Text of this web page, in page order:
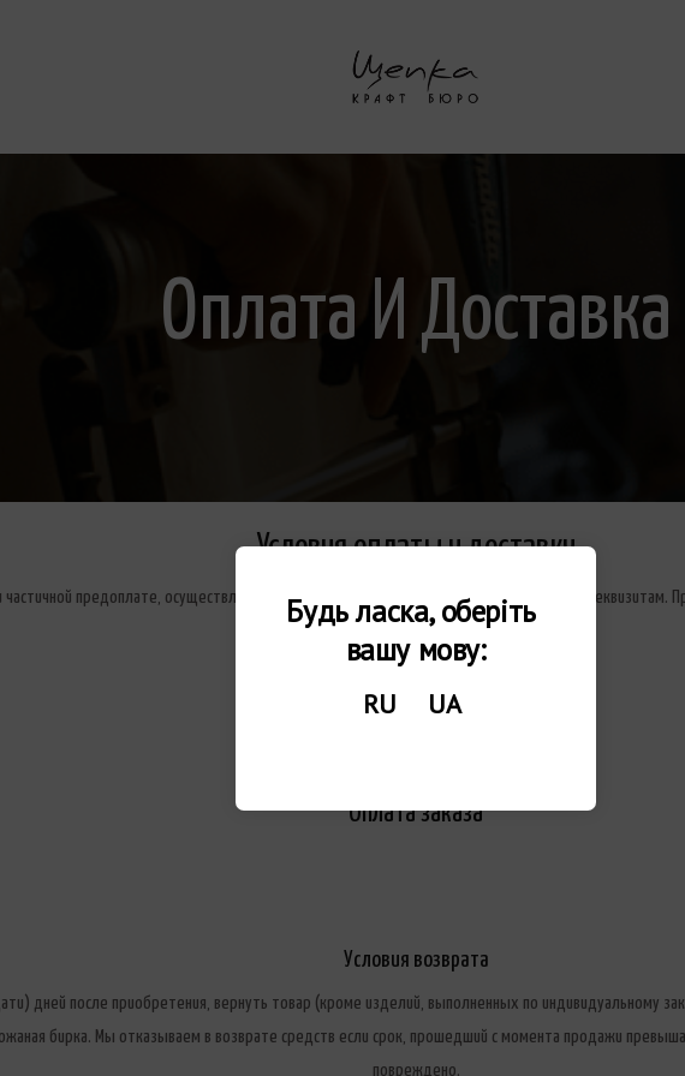
Оплата И Доставка
Условия оплаты и доставки
предоплате, осуществляемой на счёт предприятия, по счёт-фактуре или на
предприятия, без использования наличных денег.
Оплата заказа
Условия возврата
дней после приобретения, вернуть товар (кроме изделий, выполненных по индивидуальному
бирка. Мы отказываем в возврате средств если срок, прошедший с момента продажи
повреждено.
Будь ласка, оберіть
вашу мову:
RU UA